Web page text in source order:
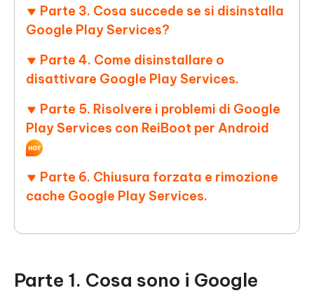
Parte 3. Cosa succede se si disinstalla
Google Play Services?
Parte 4. Come disinstallare o
disattivare Google Play Services.
Parte 5. Risolvere i problemi di Google
Play Services con ReiBoot per Android
Parte 6. Chiusura forzata e rimozione
cache Google Play Services.
Parte 1. Cosa sono i Google